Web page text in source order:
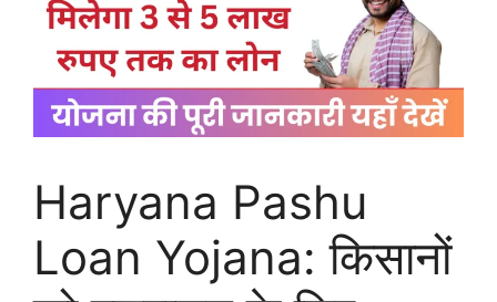
Haryana Pashu
Loan Yojana: किसानों